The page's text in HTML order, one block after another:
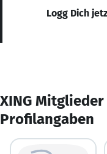
Logg Dich
XING
Profilangaben